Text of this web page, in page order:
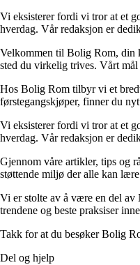
Vi eksisterer fordi vi tror at et
hverdag. Vår redaksjon er
Velkommen til Bolig Rom, din
sted du virkelig trives. Vårt mål
Hos Bolig Rom tilbyr vi et
førstegangskjøper, finner du
Vi eksisterer fordi vi tror at et
hverdag. Vår redaksjon er
Gjennom våre artikler, tips og
støttende miljø der alle kan
Vi er stolte av å være en del av
trendene og beste praksiser
Takk for at du besøker Bolig
Del og hjelp